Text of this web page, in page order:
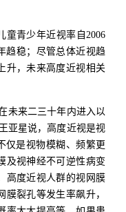
童青少年近视率自2006
趋稳；尽管总体近视趋
升，未来高度近视相关
未来二三十年内进入以
亚星说，高度近视是视
仅是视物模糊、频繁更
及视神经不可逆性病变
高度近视人群的视网膜
裂孔等发生率飙升，